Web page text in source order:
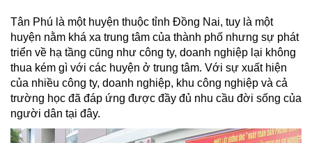
Tân Phú là một huyện thuộc tỉnh Đồng Nai, tuy là một
huyện nằm khá xa trung tâm của thành phố nhưng sự phát
triển về hạ tầng cũng như công ty, doanh nghiệp lại không
thua kém gì với các huyện ở trung tâm. Với sự xuất hiện
của nhiều công ty, doanh nghiệp, khu công nghiệp và cả
trường học đã đáp ứng được đầy đủ nhu cầu đời sống của
người dân tại đây.